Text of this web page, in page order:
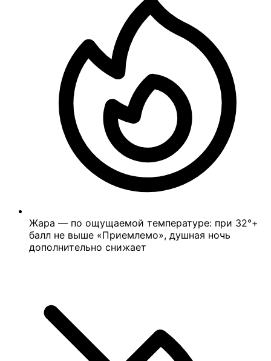
Жара — по ощущаемой температуре: при 32°+
балл не выше «Приемлемо», душная ночь
дополнительно снижает